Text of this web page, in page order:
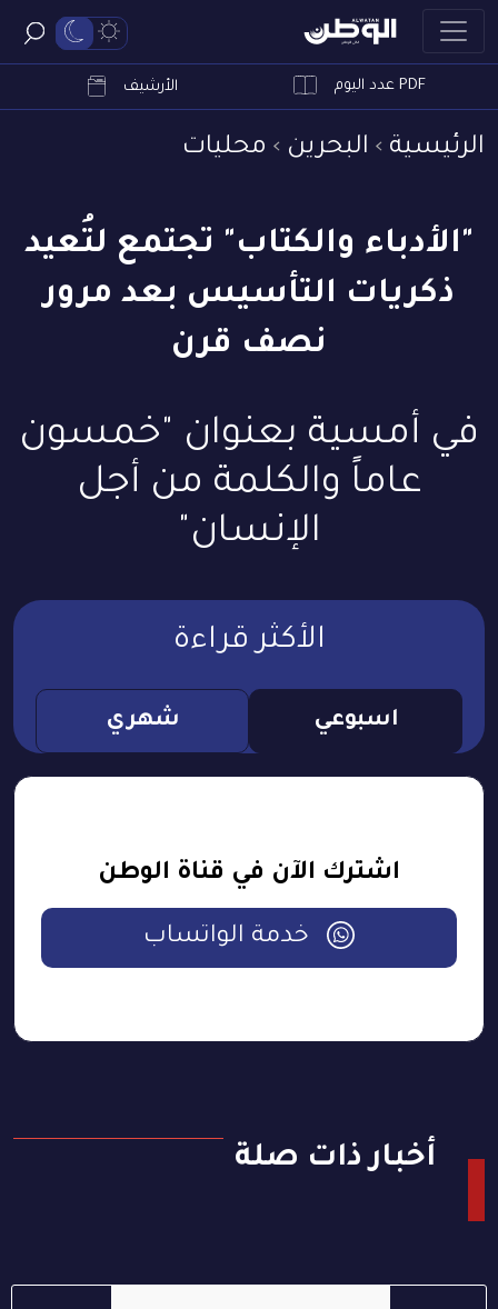
PDF عدد اليوم الأرشيف
الرئيسية البحرين محليات
"الأدباء والكتاب" تجتمع لتُعيد
ذكريات التأسيس بعد مرور
نصف قرن
في أمسية بعنوان "خمسون
عاماً والكلمة من أجل
الإنسان"
الأكثر قراءة
اسبوعي شهري
اشترك الآن في قناة الوطن
خدمة الواتساب
أخبار ذات صلة